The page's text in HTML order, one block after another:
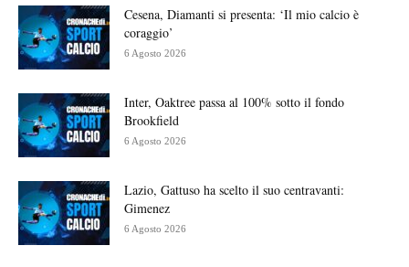
Cesena, Diamanti si presenta: ‘Il mio calcio è
coraggio’
6 Agosto 2026
Inter, Oaktree passa al 100% sotto il fondo
Brookfield
6 Agosto 2026
Lazio, Gattuso ha scelto il suo centravanti:
Gimenez
6 Agosto 2026